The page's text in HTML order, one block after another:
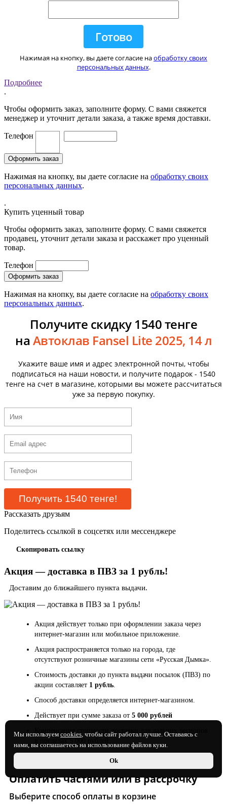
Нажимая на кнопку, вы даете согласие наобработку своих
персональных данных.
Подробнее
.
Чтобы оформить заказ, заполните форму. С вами свяжется
менеджер и уточнит детали заказа, а также время доставки.
Телефон
Нажимая на кнопку, вы даете согласие на обработку своих
персональных данных.
.
Купить уценный товар
Чтобы оформить заказ, заполните форму. С вами свяжется
продавец, уточнит детали заказа и расскажет про уценный
товар.
Телефон
Нажимая на кнопку, вы даете согласие на обработку своих
персональных данных.
Получите скидку 1540 тенге
на Автоклав Fansel Lite 2025, 14 л
Укажите ваше имя и адрес электронной почты, чтобы
подписаться на наши новости, и получите подарок - 1540
тенге на счет в магазине, которыми вы можете рассчитаться
уже за первую покупку.
Рассказать друзьям
Поделитесь ссылкой в соцсетях или мессенджере
Скопировать ссылку
Акция — доставка в ПВЗ за 1 рубль!
Доставим до ближайшего пункта выдачи.
Акция действует только при оформлении заказа через
интернет-магазин или мобильное приложение.
Акция распространяется только на города, где
отсутствуют розничные магазины сети «Русская Дымка».
Стоимость доставки до пункта выдачи посылок (ПВЗ) по
акции составляет 1 рубль
Способ доставки определяется интернет-магазином.
Действует при сумме заказа от 5 000 рублей
Компенсация стоимости доставки для дальних регионов
в пределах 5 000 рублей.
Оплатить частями или в рассрочку
Выберите способ оплаты в корзине
Мы используем cookies, чтобы сайт работал лучше. Оставаясь с
нами, вы соглашаетесь на использование файлов куки.
Ok